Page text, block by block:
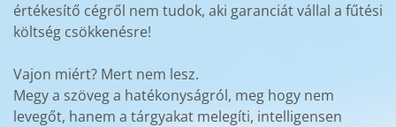
értékesítő cégről nem tudok, aki garanciát vállal a fűtési
költség csökkenésre!
Vajon miért? Mert nem lesz.
Megy a szöveg a hatékonyságról, meg hogy nem
levegőt, hanem a tárgyakat melegíti, intelligensen